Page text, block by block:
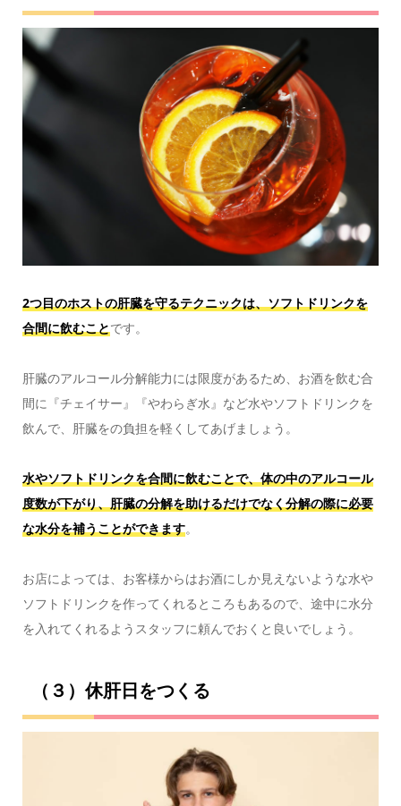
2つ目のホストの肝臓を守るテクニックは、ソフトドリンクを
合間に飲むことです。
肝臓のアルコール分解能力には限度があるため、お酒を飲む合
間に『チェイサー』『やわらぎ水』など水やソフトドリンクを
飲んで、肝臓をの負担を軽くしてあげましょう。
水やソフトドリンクを合間に飲むことで、体の中のアルコール
度数が下がり、肝臓の分解を助けるだけでなく分解の際に必要
な水分を補うことができます。
お店によっては、お客様からはお酒にしか見えないような水や
ソフトドリンクを作ってくれるところもあるので、途中に水分
を入れてくれるようスタッフに頼んでおくと良いでしょう。
（３）休肝日をつくる